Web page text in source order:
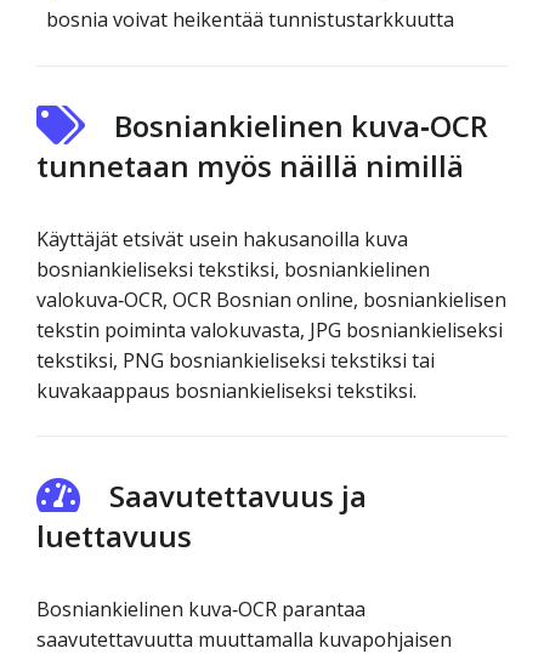
bosnia voivat heikentää tunnistustarkkuutta
Bosniankielinen kuva‑OCR
tunnetaan myös näillä nimillä
Käyttäjät etsivät usein hakusanoilla kuva
bosniankieliseksi tekstiksi, bosniankielinen
valokuva‑OCR, OCR Bosnian online, bosniankielisen
tekstin poiminta valokuvasta, JPG bosniankieliseksi
tekstiksi, PNG bosniankieliseksi tekstiksi tai
kuvakaappaus bosniankieliseksi tekstiksi.
Saavutettavuus ja
luettavuus
Bosniankielinen kuva‑OCR parantaa
saavutettavuutta muuttamalla kuvapohjaisen